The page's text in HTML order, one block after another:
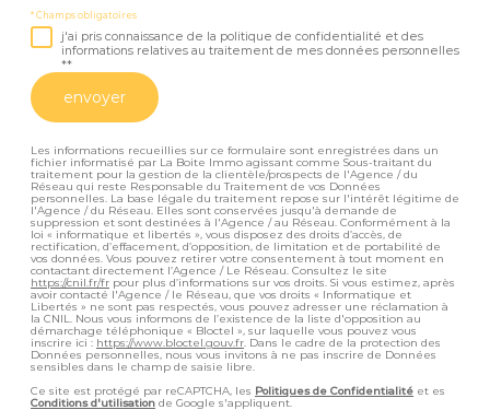
* Champs obligatoires
j'ai pris connaissance de la politique de confidentialité et des
informations relatives au traitement de mes données personnelles
**
envoyer
Les informations recueillies sur ce formulaire sont enregistrées dans un
fichier informatisé par La Boite Immo agissant comme Sous-traitant du
traitement pour la gestion de la clientèle/prospects de l'Agence / du
Réseau qui reste Responsable du Traitement de vos Données
personnelles. La base légale du traitement repose sur l'intérêt légitime de
l'Agence / du Réseau. Elles sont conservées jusqu'à demande de
suppression et sont destinées à l'Agence / au Réseau. Conformément à la
loi « informatique et libertés », vous disposez des droits d’accès, de
rectification, d’effacement, d’opposition, de limitation et de portabilité de
vos données. Vous pouvez retirer votre consentement à tout moment en
contactant directement l’Agence / Le Réseau. Consultez le site
https://cnil.fr/fr pour plus d’informations sur vos droits. Si vous estimez, après
avoir contacté l'Agence / le Réseau, que vos droits « Informatique et
Libertés » ne sont pas respectés, vous pouvez adresser une réclamation à
la CNIL. Nous vous informons de l’existence de la liste d'opposition au
démarchage téléphonique « Bloctel », sur laquelle vous pouvez vous
inscrire ici : https://www.bloctel.gouv.fr . Dans le cadre de la protection des
Données personnelles, nous vous invitons à ne pas inscrire de Données
sensibles dans le champ de saisie libre.
Ce site est protégé par reCAPTCHA, les Politiques de Confidentialité et es
Conditions d'utilisation de Google s'appliquent.